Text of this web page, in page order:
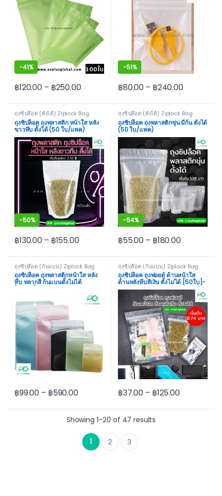
-41%
฿120.00 – ฿250.00
This product has multiple variants. The options may be
-51%
฿80.00 – ฿240.00
This product has multiple
ถุงซิปล๊อค (ตั้งได้) Ziplock Bag
Stand
ถุงซิปล็อค ถุงพลาสติก หน้าใส หลัง
ขาวทึบ ตั้งได้ (50 ใบ/แพค)
-50%
฿130.00 – ฿155.00
This product has multiple variants. The options may be
ถุงซิปล๊อค (ตั้งได้) Ziplock Bag
Stand
ถุงซิปล็อค ถุงพลาสติกขุ่น มีก้น ตั้งได้
(50 ใบ/แพค)
-54%
฿55.00 – ฿180.00
This product has multiple
ถุงซิปล๊อค (ก้นแบน) Ziplock Bag
Not Stand
ถุงซิปล็อค ถุงพลาสติกหน้าใส หลัง
ทึบ หลากสี ก้นแบนตั้งไม่ได้
฿99.00 – ฿590.00
This product has multiple variants. The options may be
ถุงซิปล๊อค (ก้นแบน) Ziplock Bag
Not Stand
ถุงซิปล็อค ถุงฟอยด์ ด้านหน้าใส
ด้านหลังทึบสีเงิน ตั้งไม่ได้ [50ใบ]-
acplusglobal
฿37.00 – ฿125.00
This product has multiple
Showing 1–20 of 47 results
1 2 3